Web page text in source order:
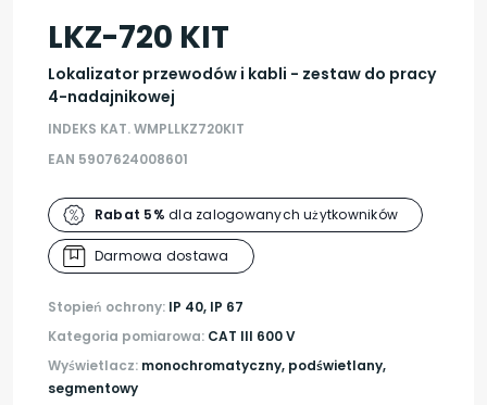
LKZ-720 KIT
Lokalizator przewodów i kabli - zestaw do pracy
4-nadajnikowej
INDEKS KAT. WMPLLKZ720KIT
EAN 5907624008601
Rabat 5% dla zalogowanych użytkowników
Darmowa dostawa
Stopień ochrony: IP 40, IP 67
Kategoria pomiarowa: CAT III 600 V
Wyświetlacz: monochromatyczny, podświetlany,
segmentowy